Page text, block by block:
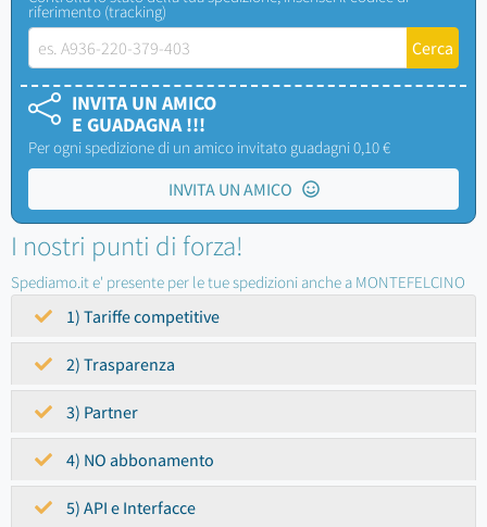
riferimento (tracking)
INVITA UN AMICO
E GUADAGNA !!!
Per ogni spedizione di un amico invitato guadagni 0,10 €
INVITA UN AMICO
I nostri punti di forza!
Spediamo.it e' presente per le tue spedizioni anche a MONTEFELCINO
1) Tariffe competitive
2) Trasparenza
3) Partner
4) NO abbonamento
5) API e Interfacce